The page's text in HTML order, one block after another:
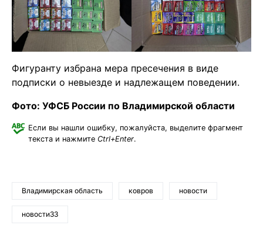
Фигуранту избрана мера пресечения в виде
подписки о невыезде и надлежащем поведении.
Фото: УФСБ России по Владимирской области
Если вы нашли ошибку, пожалуйста, выделите фрагмент
текста и нажмите Ctrl+Enter.
Владимирская область ковров новости
новости33